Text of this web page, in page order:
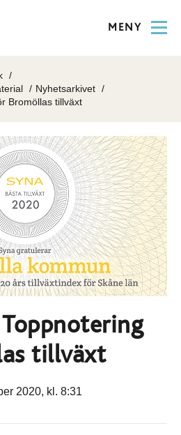
MENY
Nyhetsarkivet
Bromöllas tillväxt
tillväxt
2020, kl. 8:31